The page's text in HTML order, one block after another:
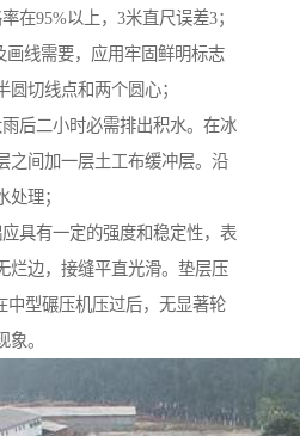
在95%以上，3米直尺误差3；
画线需要，应用牢固鲜明标志
切线点和两个圆心；
后二小时必需排出积水。在冰
之间加一层土工布缓冲层。沿
理；
具有一定的强度和稳定性，表
烂边，接缝平直光滑。垫层压
中型碾压机压过后，无显著轮
。